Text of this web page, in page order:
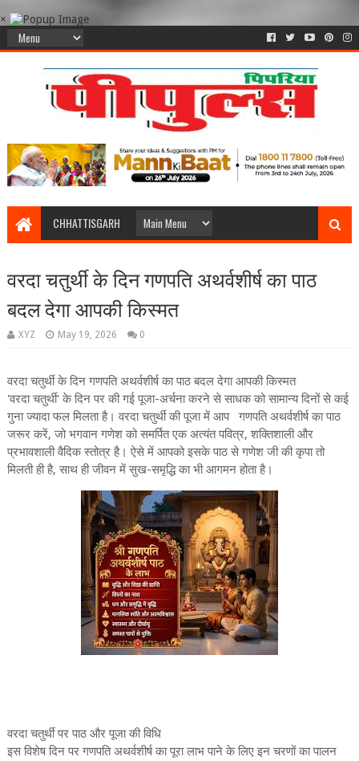
×
CHHATTISGARH
वरदा चतुर्थी के दिन गणपति अथर्वशीर्ष का पाठ
बदल देगा आपकी किस्मत
XYZ May 19, 2026 0
वरदा चतुर्थी के दिन गणपति अथर्वशीर्ष का पाठ बदल देगा आपकी किस्मत
'वरदा चतुर्थी' के दिन पर की गई पूजा-अर्चना करने से साधक को सामान्य दिनों से कई
गुना ज्यादा फल मिलता है। वरदा चतुर्थी की पूजा में आप गणपति अथर्वशीर्ष का पाठ
जरूर करें, जो भगवान गणेश को समर्पित एक अत्यंत पवित्र, शक्तिशाली और
प्रभावशाली वैदिक स्तोत्र है। ऐसे में आपको इसके पाठ से गणेश जी की कृपा तो
मिलती ही है, साथ ही जीवन में सुख-समृद्धि का भी आगमन होता है।
वरदा चतुर्थी पर पाठ और पूजा की विधि
इस विशेष दिन पर गणपति अथर्वशीर्ष का पूरा लाभ पाने के लिए इन चरणों का पालन